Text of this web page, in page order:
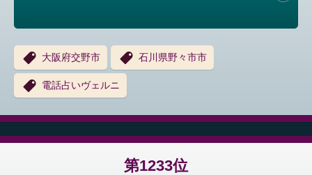
大阪府交野市 石川県野々市市
電話占いヴェルニ
第1233位